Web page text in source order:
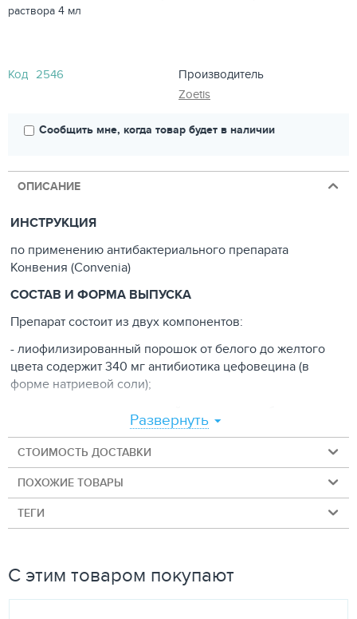
раствора 4 мл
Код 2546
Производитель
Zoetis
Сообщить мне, когда товар будет в наличии
ОПИСАНИЕ
ИНСТРУКЦИЯ
по применению антибактериального препарата
Конвения (Convenia)
СОСТАВ И ФОРМА ВЫПУСКА
Препарат состоит из двух компонентов:
- лиофилизированный порошок от белого до желтого
цвета содержит 340 мг антибиотика цефовецина (в
форме натриевой соли);
- растворитель для инъекций - прозрачная, бесцветная
жидкость, в состав которого входит бензиловый спирт
(13 мг на 1 мл растворителя) и вода для инъекций.
После разведения Вы получите 4 мл препарата.
Компоненты Конвении выпускают в стеклянных
флаконах. Флаконы укупорены резиновыми пробками,
ФАРМАКОЛОГИЧЕСКИЕ СВОЙСТВА
Развернуть
СТОИМОСТЬ ДОСТАВКИ
ПОХОЖИЕ ТОВАРЫ
ТЕГИ
С этим товаром покупают